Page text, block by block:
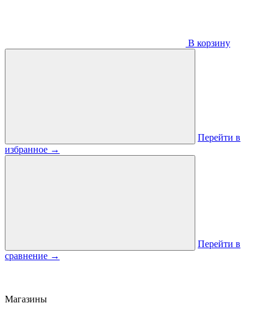
В корзину
Перейти в
избранное →
Перейти в
сравнение →
Магазины